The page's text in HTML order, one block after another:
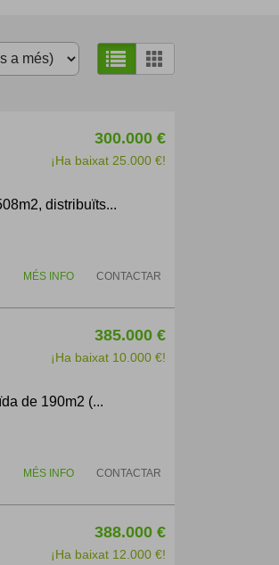
300.000 €
¡Ha baixat 25.000 €!
distribuïts...
CONTACTAR
MÉS INFO
385.000 €
¡Ha baixat 10.000 €!
de 190m2 (...
CONTACTAR
MÉS INFO
388.000 €
¡Ha baixat 12.000 €!